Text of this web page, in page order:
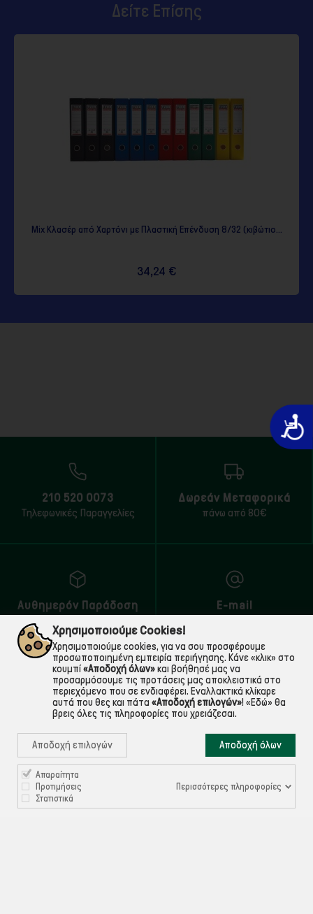
Δείτε Επίσης
Χαρτόνι με Πλαστική Επένδυση 8/32 (κιβώτιο... Σκούρο
210 520 0073
Τηλεφωνικές Παραγγελίες
Δωρεάν Μεταφορικά
πάνω από 80€
Αυθημερόν Παράδοση E-mail
ΠΛΗΡΟΦΟΡΙΕΣ
ΧΡΉΣΙΜΑ
Χρησιμοποιούμε Cookies!
Χρησιμοποιούμε cookies, για να σου προσφέρουμε
προσωποποιημένη εμπειρία περιήγησης. Κάνε «κλικ» στο
κουμπί«Αποδοχή όλων»και βοήθησέ μας να
προσαρμόσουμε τις προτάσεις μας αποκλειστικά στο
περιεχόμενο που σε ενδιαφέρει. Εναλλακτικά κλίκαρε
αυτά που θες και πάτα «Αποδοχή επιλογών»! «Εδώ» θα
βρεις όλες τις πληροφορίες που χρειάζεσαι.
Αποδοχή επιλογών Αποδοχή όλων
Απαραίτητα
Προτιμήσεις
Στατιστικά
Περισσότερες πληροφορίες